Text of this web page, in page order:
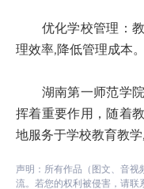
优化学校管理：教
理效率,降低管理成本。
湖南第一师范学院
挥着重要作用，随着
地服务于学校教育教
声明：所有作品（图文、音视
流。若您的权利被侵害，请